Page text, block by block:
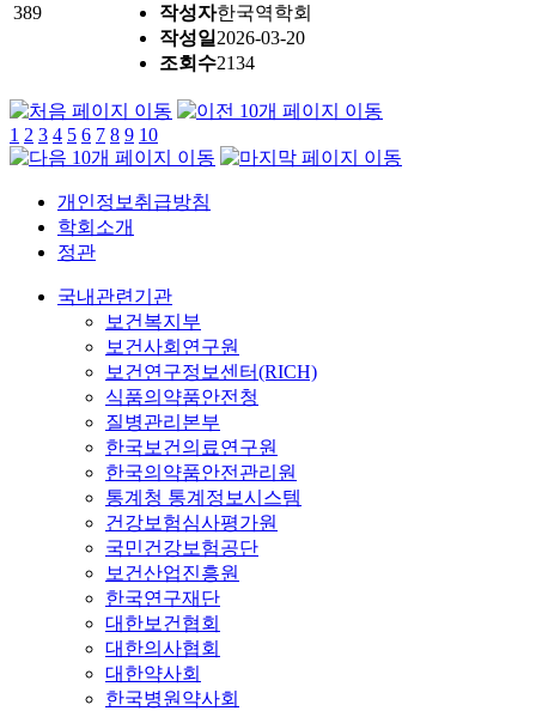
389 작성자한국역학회
작성일 2026-03-20
조회수2134
1 2 3 4 5 6 7 8 9 10
개인정보취급방침
학회소개
정관
국내관련기관
보건복지부
보건사회연구원
보건연구정보센터(RICH)
식품의약품안전청
질병관리본부
한국보건의료연구원
한국의약품안전관리원
통계청 통계정보시스템
건강보험심사평가원
국민건강보험공단
보건산업진흥원
한국연구재단
대한보건협회
대한의사협회
대한약사회
한국병원약사회